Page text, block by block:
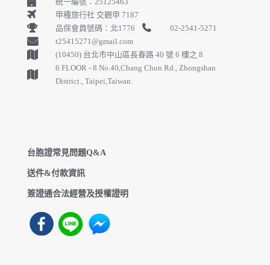
甲種旅行社 交觀甲 7187
品保會員號碼：北1776
02-2541-5271
t25415271@gmail.com
(10450) 台北市中山區長春路 40 號 6 樓之 8
6 FLOOR - 8 No.40,Chang Chun Rd., Zhongshan
District., Taipei,Taiwan.
台胞證常見問題Q&A
送件&付款資訊
簽證通合法經營及授權證明